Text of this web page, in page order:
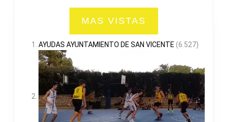
MAS VISTAS
AYUDAS AYUNTAMIENTO DE SAN VICENTE (6.527)